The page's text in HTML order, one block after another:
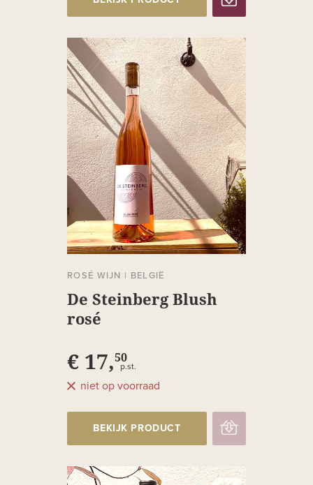
ROSÉ WIJN | BELGIË
De Steinberg Blush
rosé
€ 17,50
p.st.
niet op voorraad
BEKIJK PRODUCT